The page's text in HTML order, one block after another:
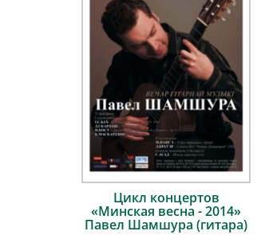
Цикл концертов
«Минская весна - 2014»
Павел Шамшура (гитара)